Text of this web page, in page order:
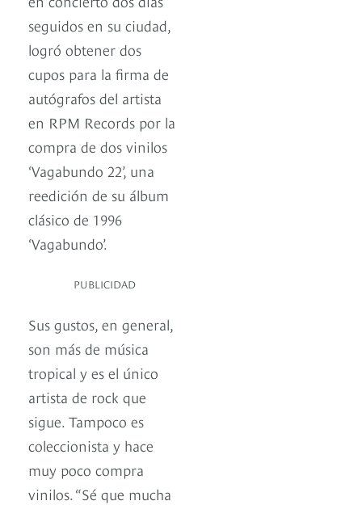
seguidos en su ciudad,
logró obtener dos
cupos para la firma de
autógrafos del artista
en RPM Records por la
compra de dos vinilos
‘Vagabundo 22’, una
reedición de su álbum
clásico de 1996
‘Vagabundo’.
PUBLICIDAD
Sus gustos, en general,
son más de música
tropical y es el único
artista de rock que
sigue. Tampoco es
coleccionista y hace
muy poco compra
vinilos. “Sé que mucha